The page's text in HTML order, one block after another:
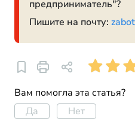
предприниматель"?
Пишите на почту:
Вам помогла эта статья?
Да
Нет